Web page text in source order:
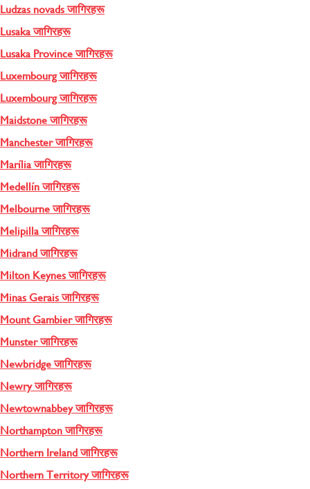
Ludzas novads जागिरहरू
Lusaka जागिरहरू
Lusaka Province जागिरहरू
Luxembourg जागिरहरू
Luxembourg जागिरहरू
Maidstone जागिरहरू
Manchester जागिरहरू
Marília जागिरहरू
Medellín जागिरहरू
Melbourne जागिरहरू
Melipilla जागिरहरू
Midrand जागिरहरू
Milton Keynes जागिरहरू
Minas Gerais जागिरहरू
Mount Gambier जागिरहरू
Munster जागिरहरू
Newbridge जागिरहरू
Newry जागिरहरू
Newtownabbey जागिरहरू
Northampton जागिरहरू
Northern Ireland जागिरहरू
Northern Territory जागिरहरू